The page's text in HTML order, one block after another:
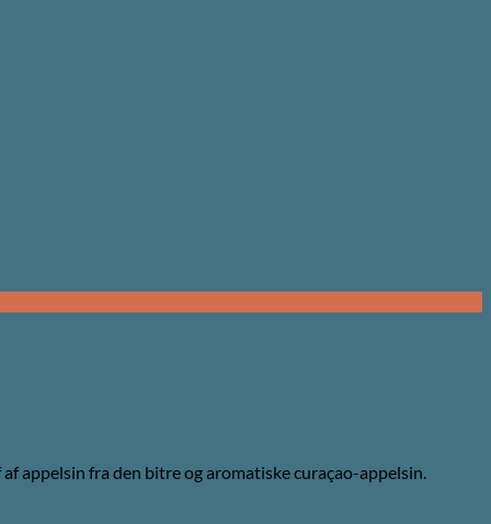
appelsin fra den bitre og aromatiske curaçao-appelsin.